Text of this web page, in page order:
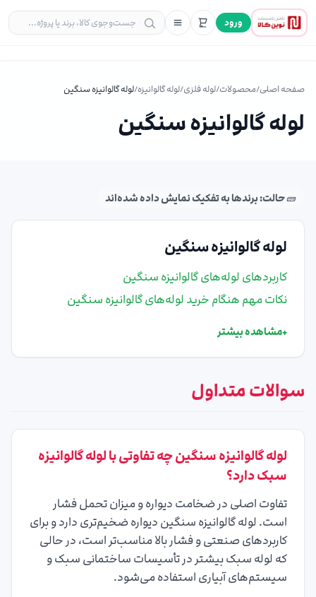
ورود
صفحه اصلی/محصولات/لوله فلزی/لوله گالوانیزه/لوله گالوانیزه سنگین
لوله گالوانیزه سنگین
🧱 حالت: برندها به تفکیک نمایش داده شده‌اند
لوله گالوانیزه سنگین
کاربردهای لوله‌های گالوانیزه سنگین
نکات مهم هنگام خرید لوله‌های گالوانیزه سنگین
+مشاهده بیشتر
سوالات متداول
لوله گالوانیزه سنگین چه تفاوتی با لوله گالوانیزه
سبک دارد؟
تفاوت اصلی در ضخامت دیواره و میزان تحمل فشار
است. لوله گالوانیزه سنگین دیواره ضخیم‌تری دارد و برای
کاربردهای صنعتی و فشار بالا مناسب‌تر است، در حالی
که لوله سبک بیشتر در تأسیسات ساختمانی سبک و
سیستم‌های آبیاری استفاده می‌شود.